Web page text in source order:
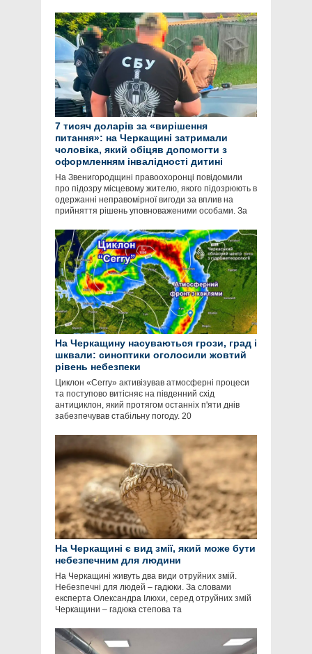
7 тисяч доларів за «вирішення
питання»: на Черкащині затримали
чоловіка, який обіцяв допомогти з
оформленням інвалідності дитині
На Звенигородщині правоохоронці повідомили
про підозру місцевому жителю, якого підозрюють в
одержанні неправомірної вигоди за вплив на
прийняття рішень уповноваженими особами. За
На Черкащину насуваються грози, град і
шквали: синоптики оголосили жовтий
рівень небезпеки
Циклон «Cerry» активізував атмосферні процеси
та поступово витісняє на південний схід
антициклон, який протягом останніх п'яти днів
забезпечував стабільну погоду. 20
На Черкащині є вид змії, який може бути
небезпечним для людини
На Черкащині живуть два види отруйних змій.
Небезпечні для людей – гадюки. За словами
експерта Олександра Ілюхи, серед отруйних змій
Черкащини – гадюка степова та